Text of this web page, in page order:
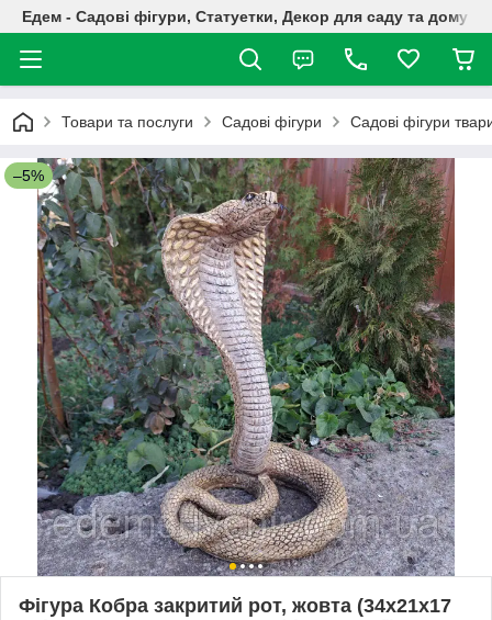
Едем - Садові фігури, Статуетки, Декор для саду та дому
Товари та послуги Садові фігури Садові фігури
–5%
Фігура Кобра закритий рот, жовта (34х21х17